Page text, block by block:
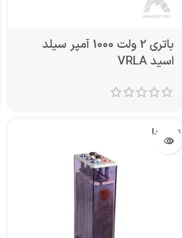
باتری 2 ولت 1000 آمپر سیلد
اسید VRLA
تمام شد!